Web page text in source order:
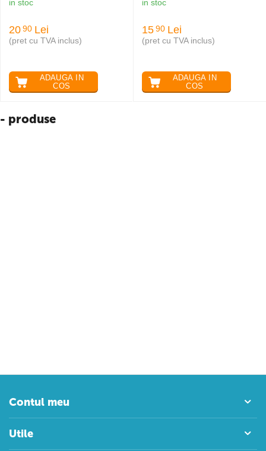
in stoc
20 90 Lei
(pret cu TVA inclus)
ADAUGA IN
COS
in stoc
15 90 Lei
(pret cu TVA inclus)
ADAUGA IN
COS
- produse
Contul meu
Utile